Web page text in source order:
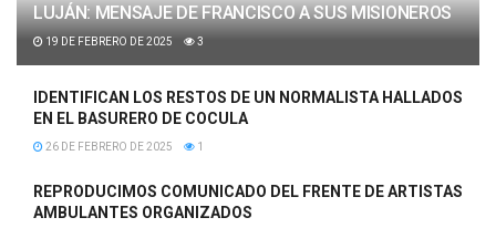
LUJÁN: MENSAJE DE FRANCISCO A SUS MISIONEROS
19 DE FEBRERO DE 2025 3
IDENTIFICAN LOS RESTOS DE UN NORMALISTA HALLADOS
EN EL BASURERO DE COCULA
26 DE FEBRERO DE 2025 1
REPRODUCIMOS COMUNICADO DEL FRENTE DE ARTISTAS
AMBULANTES ORGANIZADOS